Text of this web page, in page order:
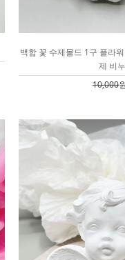
백합 꽃 수제몰드 1구 플라
제 비
10,000